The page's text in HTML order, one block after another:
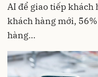
AI để giao tiếp khách
khách hàng mới,
hàng…